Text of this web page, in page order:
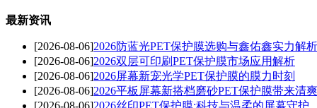
最新资讯
[2026-08-06]2026防蓝光PET保护膜选购与鑫佑鑫实力解析
[2026-08-06]2026双层可印刷PET保护膜市场应用解析
[2026-08-06]2026屏幕新宠光学PET保护膜的膜力时刻
[2026-08-06]2026平板屏幕新搭档磨砂PET保护膜带来清
[2026-08-06]2026丝印PET保护膜:科技与温柔的屏幕守护